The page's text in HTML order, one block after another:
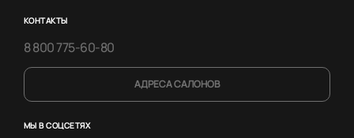
КОНТАКТЫ
8 800 775-60-80
АДРЕСА САЛОНОВ
МЫ В СОЦСЕТЯХ